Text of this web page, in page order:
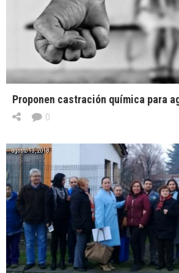
Proponen castración química para
0
agosto 13, 2018